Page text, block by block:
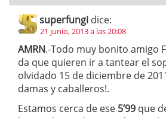
superfungi dice:
21 junio, 2013 a las 20:08
AMRN.-Todo muy bonito amigo
da que quieren ir a tantear el
olvidado 15 de diciembre de
damas y caballeros!.
Estamos cerca de ese 5’99 que